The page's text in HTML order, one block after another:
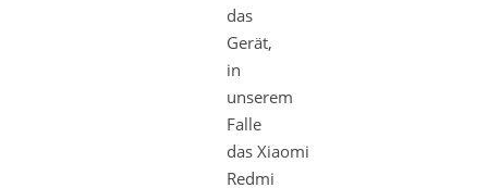
das
Gerät,
in
unserem
Falle
das Xiaomi
Redmi